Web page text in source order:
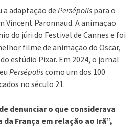
a adaptação de Persépolis para o
Vincent Paronnaud. A animação
do júri do Festival de Cannes e foi
filme de animação do Oscar,
estúdio Pixar. Em 2024, o jornal
Persépoliscomo um dos 100
no século 21.
denunciar o que considerava
França em relação ao Irã”,